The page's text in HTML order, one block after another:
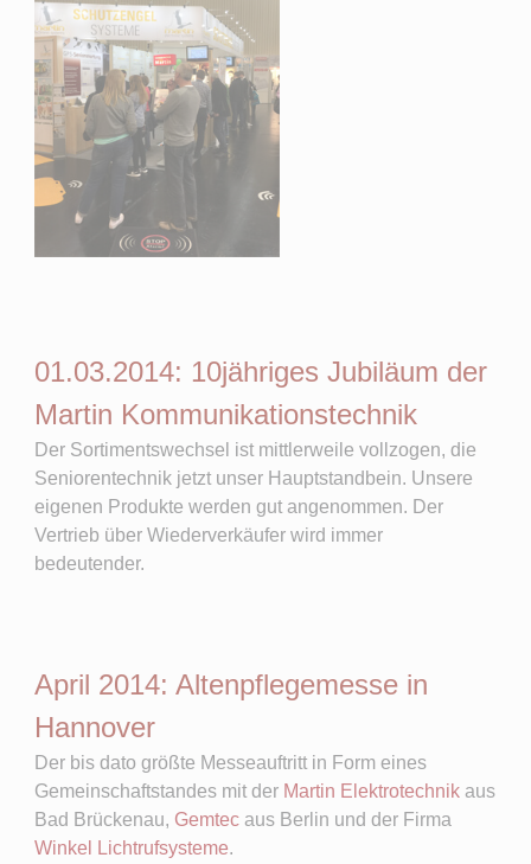
01.03.2014: 10jähriges Jubiläum der
Martin Kommunikationstechnik
Der Sortimentswechsel ist mittlerweile vollzogen, die
Seniorentechnik jetzt unser Hauptstandbein. Unsere
eigenen Produkte werden gut angenommen. Der
Vertrieb über Wiederverkäufer wird immer
bedeutender.
April 2014: Altenpflegemesse in
Hannover
Der bis dato größte Messeauftritt in Form eines
Gemeinschaftstandes mit der Martin Elektrotechnik aus
Bad Brückenau, Gemtec aus Berlin und der Firma
Winkel Lichtrufsysteme.